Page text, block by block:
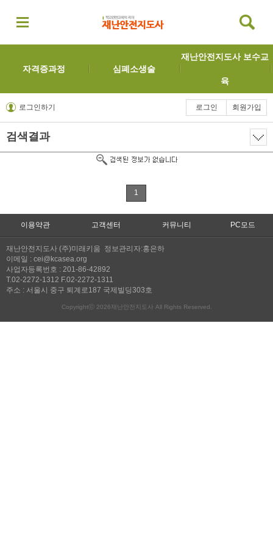
자격증과정 심폐소생술
재난안전지도사 보수교
육
로그인하기 로그인 회원가입
검색결과
1
이용약관 고객센터 커뮤니티 PC모드
재난안전지도사 (주)미래키움 정보관리자:홍은하
이메일 : cei@kcasea.org
사업자등록번호 : 201-86-42892
T.02-2272-1312 F.02-2272-1311
주소 : 서울시 중구 퇴계로187 국제빌딩303호
Copyrightⓒ 2026재난안전지도사 All Rights Reserved.